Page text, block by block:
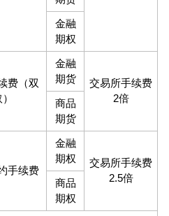
金融
期权
费（双
金融
期货
交易所手续费
2倍
商品
期货
手续费
金融
期权
交易所手续费
2.5倍
商品
期权